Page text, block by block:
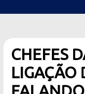
CHEFES
LIGAÇÃO